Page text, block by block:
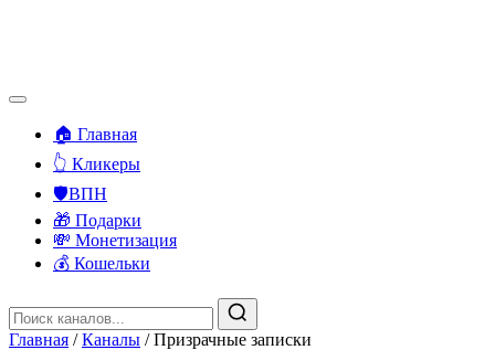
🏠 Главная
👆 Кликеры
🛡️ВПН
🎁 Подарки
💸 Монетизация
💰 Кошельки
Главная / Каналы / Призрачные записки